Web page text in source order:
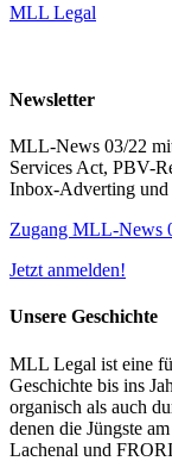
MLL Legal
Newsletter
MLL-News 03/22
Services Act, PBV-
Inbox-Adverting und
Zugang MLL-News
Jetzt anmelden!
Unsere Geschichte
MLL Legal ist eine
Geschichte bis ins
organisch als auch
denen die Jüngste
Lachenal und